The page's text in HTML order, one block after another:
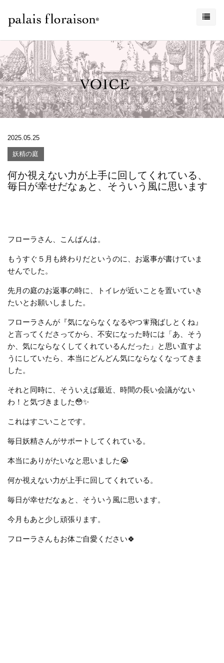
2025.05.25
妖精の庭
何か視えない力が上手に回してくれている、
毎日が幸せだなぁと、そういう風に思います
フローラさん、こんばんは。
もうすぐ５月も終わりだというのに、お返事が書けていま
せんでした。
先月の庭のお返事の時に、トイレが近いことを置いていき
たいとお願いしました。
フローラさんが『気にならなくなるやつ🧚飛ばしとくね』
と言ってくださってから、不安になった時には「あ、そう
か、気にならなくしてくれているんだった」と思い直すよ
うにしていたら、本当にどんどん気にならなくなってきま
した。
それと同時に、そういえば最近、時間の長い会議がない
わ！と気づきました😳✨
これはすごいことです。
毎日妖精さんがサポートしてくれている。
本当にありがたいなと思いました😭
何か視えない力が上手に回してくれている。
毎日が幸せだなぁと、そういう風に思います。
今月もあと少し頑張ります。
フローラさんもお体ご自愛ください🍀